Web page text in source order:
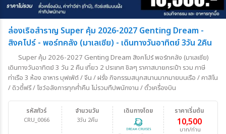
ล่องเรือสำราญ Super คุ้ม 2026-2027 Genting Dream -
สิงคโปร์ - พอร์ทคลัง (มาเลเซีย) - เดินทางวันอาทิตย์ 3วัน 2คืน
Super คุ้ม 2026-2027 Genting Dream สิงคโปร์ พอร์ทคลัง (มาเลเซีย)
เดินทางวันอาทิตย์ 3 วัน 2 คืน เที่ยว 2 ประเทศ ชิลๆ ราคาสบายกระป๋า รวม ภาษี
ท่าเรือ 3 ห้อง อาหาร บุฟเฟ่ต์ / จีน / ฝรั่ง กิจกรรมสนุกสนานมากมายบนเรือ / คาสิโน
/ ดิวตี้ฟรี / โชว์อลังการทุกค่ำคืน ไม่รวมทืปพนักงาน / ตั๋วเครื่องบิน
รหัสทัวร์
CRU_0066
จำนวนวัน
3วัน 2คืน
ราคาเริ่มต้น
10,500
บาท/ท่าน
เดินทางโดย